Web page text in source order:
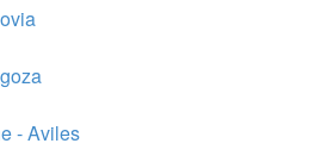
- Aviles